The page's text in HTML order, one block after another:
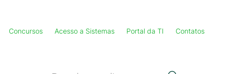
Concursos Acesso a Sistemas Portal da TI Contatos